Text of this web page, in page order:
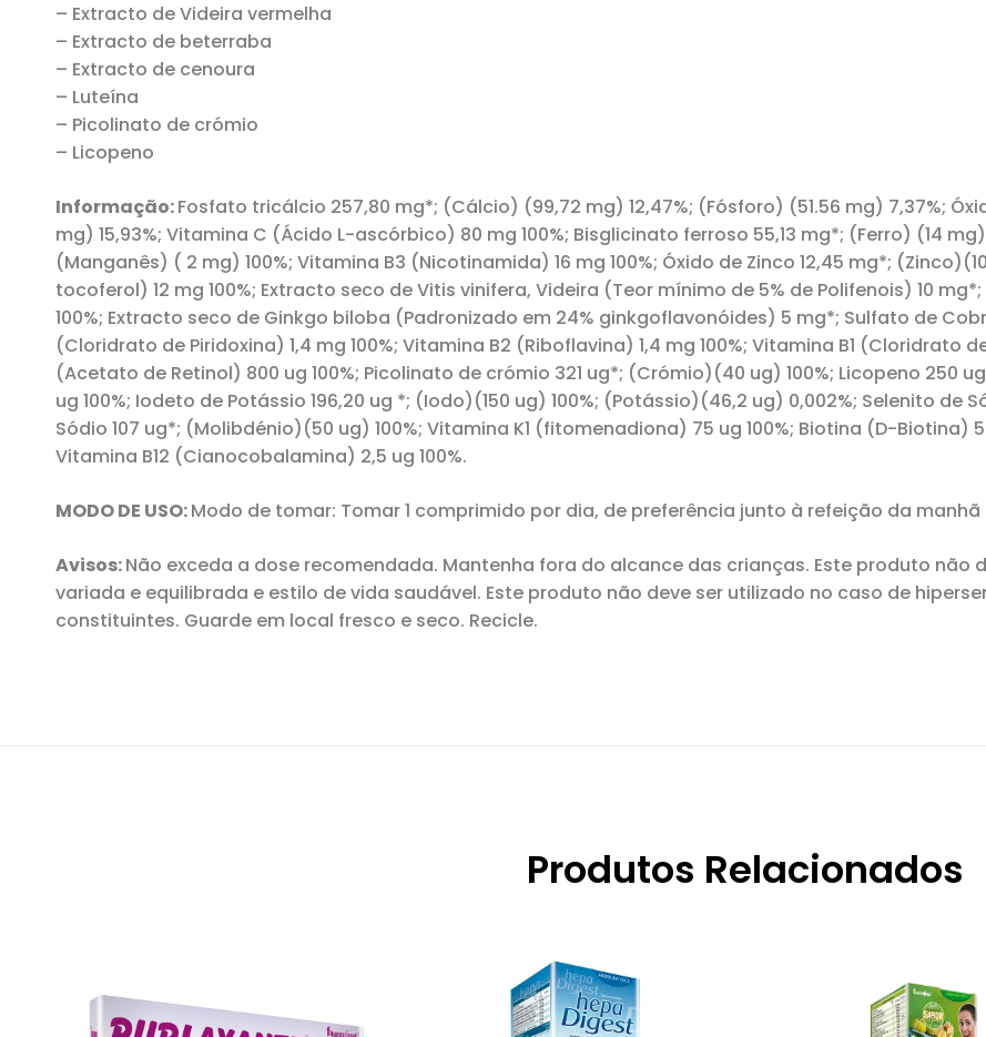
– Extracto de Videira vermelha
– Extracto de beterraba
– Extracto de cenoura
– Luteína
– Picolinato de crómio
– Licopeno
Informação:Fosfato tricálcio 257,80 mg*; (Cálcio) (99,72 mg) 12,47%; (Fósforo) (51.56 mg) 7,37%;
mg) 15,93%; Vitamina C (Ácido L-ascórbico) 80 mg 100%; Bisglicinato ferroso 55,13 mg*; (Ferro) (14
(Manganês) ( 2 mg) 100%; Vitamina B3 (Nicotinamida) 16 mg 100%; Óxido de Zinco 12,45 mg*;
tocoferol) 12 mg 100%; Extracto seco de Vitis vinifera, Videira (Teor mínimo de 5% de Polifenois) 10
100%; Extracto seco de Ginkgo biloba (Padronizado em 24% ginkgoflavonóides) 5 mg*; Sulfato de
(Cloridrato de Piridoxina) 1,4 mg 100%; Vitamina B2 (Riboflavina) 1,4 mg 100%; Vitamina B1 (Cloridrato
(Acetato de Retinol) 800 ug 100%; Picolinato de crómio 321 ug*; (Crómio)(40 ug) 100%; Licopeno 250
ug 100%; Iodeto de Potássio 196,20 ug *; (Iodo)(150 ug) 100%; (Potássio)(46,2 ug) 0,002%; Selenito de
Sódio 107 ug*; (Molibdénio)(50 ug) 100%; Vitamina K1 (fitomenadiona) 75 ug 100%; Biotina (D-Biotina)
Vitamina B12 (Cianocobalamina) 2,5 ug 100%.
MODO DE USO:Modo de tomar: Tomar 1 comprimido por dia, de preferência junto à refeição da
Avisos:Não exceda a dose recomendada. Mantenha fora do alcance das crianças. Este produto
variada e equilibrada e estilo de vida saudável. Este produto não deve ser utilizado no caso de
constituintes. Guarde em local fresco e seco. Recicle.
Produtos Relacionados